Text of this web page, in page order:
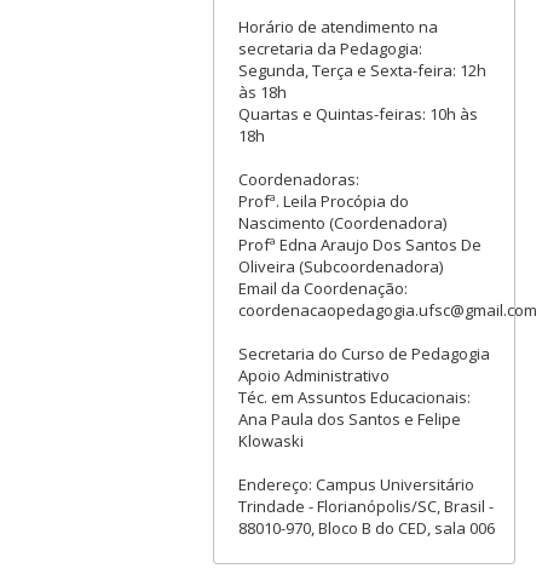
Horário de atendimento na
secretaria da Pedagogia:
Segunda, Terça e Sexta-feira: 12h
às 18h
Quartas e Quintas-feiras: 10h às
18h
Coordenadoras:
Profª. Leila Procópia do
Nascimento (Coordenadora)
Profª Edna Araujo Dos Santos De
Oliveira (Subcoordenadora)
Email da Coordenação:
coordenacaopedagogia.ufsc@gmail.com
Secretaria do Curso de Pedagogia
Apoio Administrativo
Téc. em Assuntos Educacionais:
Ana Paula dos Santos e Felipe
Klowaski
Endereço: Campus Universitário
Trindade - Florianópolis/SC, Brasil -
88010-970, Bloco B do CED, sala 006